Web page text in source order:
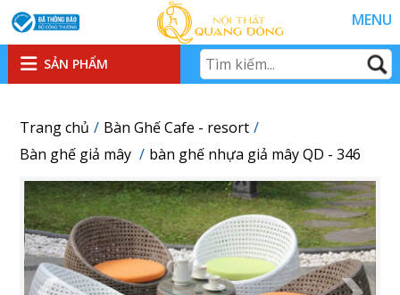
MENU
SẢN PHẨM
Trang chủ
Bàn Ghế Cafe - resort
Bàn ghế giả mây
bàn ghế nhựa giả mây QD - 346